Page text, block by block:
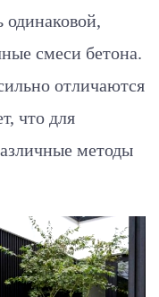
одинаковой,
смеси бетона.
отличаются
что для
методы